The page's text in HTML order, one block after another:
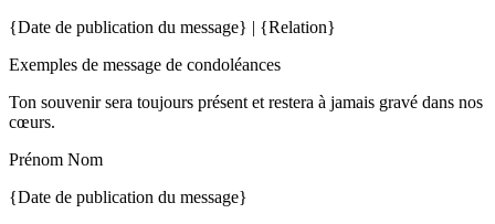
{Date de publication du message} | {Relation}
Exemples de message de condoléances
Ton souvenir sera toujours présent et restera à jamais gravé dans nos
cœurs.
Prénom Nom
{Date de publication du message}